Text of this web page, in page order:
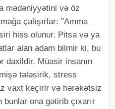
mədəniyyətini və öz
çalışırlar: "Amma
hiss olunur. Pitsa və ya
alan adam bilmir ki, bu
daxildir. Müasir insanın
tələsirik, stress
vaxt keçirir və hərəkətsiz
ona gətirib çıxarır